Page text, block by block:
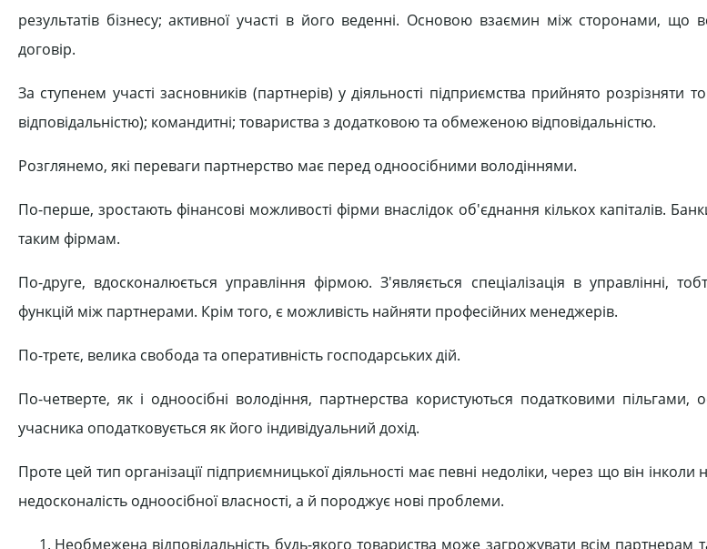
результатів бізнесу; активної участі в його веденні. Основою взаємин між сторонами, що
договір.
За ступенем участі засновників (партнерів) у діяльності підприємства прийнято розрізняти
відповідальністю); командитні; товариства з додатковою та обмеженою відповідальністю.
Розглянемо, які переваги партнерство має перед одноосібними володіннями.
По-перше, зростають фінансові можливості фірми внаслідок об'єднання кількох капіталів.
таким фірмам.
По-друге, вдосконалюється управління фірмою. З'являється спеціалізація в управлінні,
функцій між партнерами. Крім того, є можливість найняти професійних менеджерів.
По-третє, велика свобода та оперативність господарських дій.
По-четверте, як і одноосібні володіння, партнерства користуються податковими пільгами,
учасника оподатковується як його індивідуальний дохід.
Проте цей тип організації підприємницької діяльності має певні недоліки, через що він
недосконалість одноосібної власності, а й породжує нові проблеми.
Необмежена відповідальність будь-якого товариства може загрожувати всім партнерам